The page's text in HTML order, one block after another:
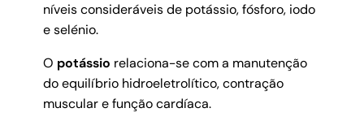
níveis consideráveis de potássio, fósforo, iodo
e selénio.
O potássio relaciona-se com a manutenção
do equilíbrio hidroeletrolítico, contração
muscular e função cardíaca.